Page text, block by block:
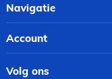
Navigatie
Account
Volg ons